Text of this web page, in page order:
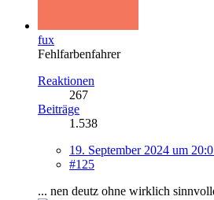
fux
Fehlfarbenfahrer
Reaktionen
267
Beiträge
1.538
19. September 2024 um
#125
... nen deutz ohne wirklich